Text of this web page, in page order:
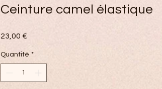
Ceinture camel élastique
23,00 €
Quantité *